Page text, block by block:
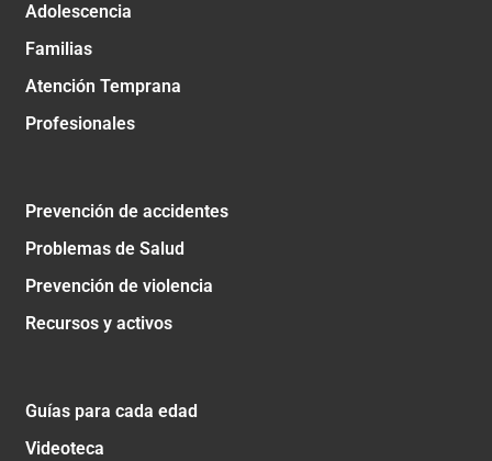
Adolescencia
Familias
Atención Temprana
Profesionales
Prevención de accidentes
Problemas de Salud
Prevención de violencia
Recursos y activos
Guías para cada edad
Videoteca